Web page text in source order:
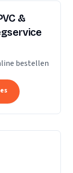
&
bestellen